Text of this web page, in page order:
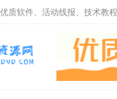
质软件、活动线报、技术教